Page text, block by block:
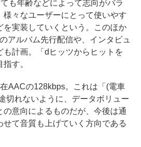
も年齢などによって志向がバラ
様々なユーザーにとって使いやす
を実装していくという。このほか
アルバム先行配信や、インタビュ
も計画。「dヒッツからヒットを
す。
AACの128kbps。これは「(電車
切れないように、データボリュー
の意向によるものだが、今後は通
て音質も上げていく方向である